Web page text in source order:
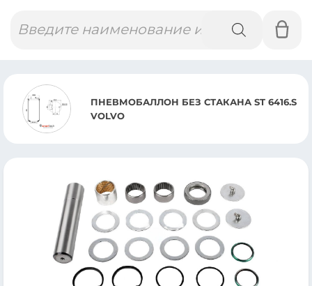
товаров
ПНЕВМОБАЛЛОН БЕЗ СТАКАНА ST 6416.S
VOLVO